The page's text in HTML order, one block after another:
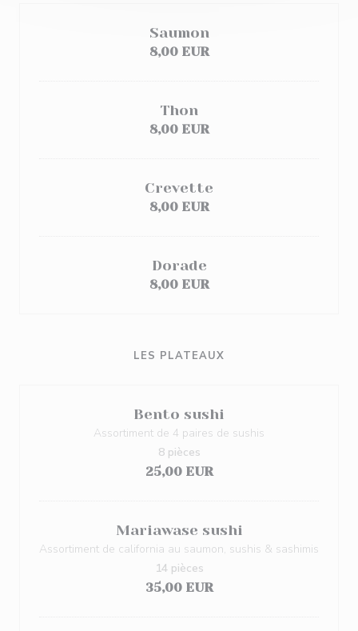
Saumon
8,00 EUR
Thon
8,00 EUR
Crevette
8,00 EUR
Dorade
8,00 EUR
LES PLATEAUX
Bento sushi
Assortiment de 4 paires de sushis
25,00 EUR
8 pièces
Mariawase sushi
Assortiment de california au saumon, sushis & sashimis
35,00 EUR
14 pièces